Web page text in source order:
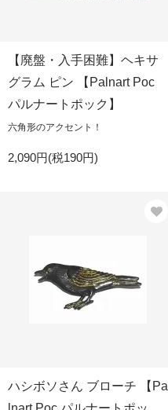
【廃盤・入手困難】ヘキサ
グラム ピン 【Palnart Poc
パルナートポック】
六角形のアクセント！
2,090円(税190円)
ハシボソさん ブローチ 【Pa